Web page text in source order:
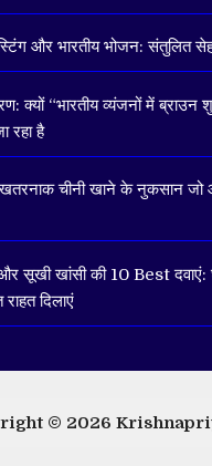
और भारतीय भोजन: संतुलित
क्यों “भारतीय व्यंजनों में ब्राउन
रहा है
चीनी खाने के नुकसान जो
सूखी खांसी की 10 Best
दिलाएं
© 2026